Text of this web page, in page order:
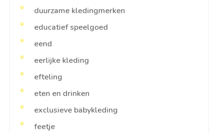
duurzame kledingmerken
educatief speelgoed
eend
eerlijke kleding
efteling
eten en drinken
exclusieve babykleding
feetje